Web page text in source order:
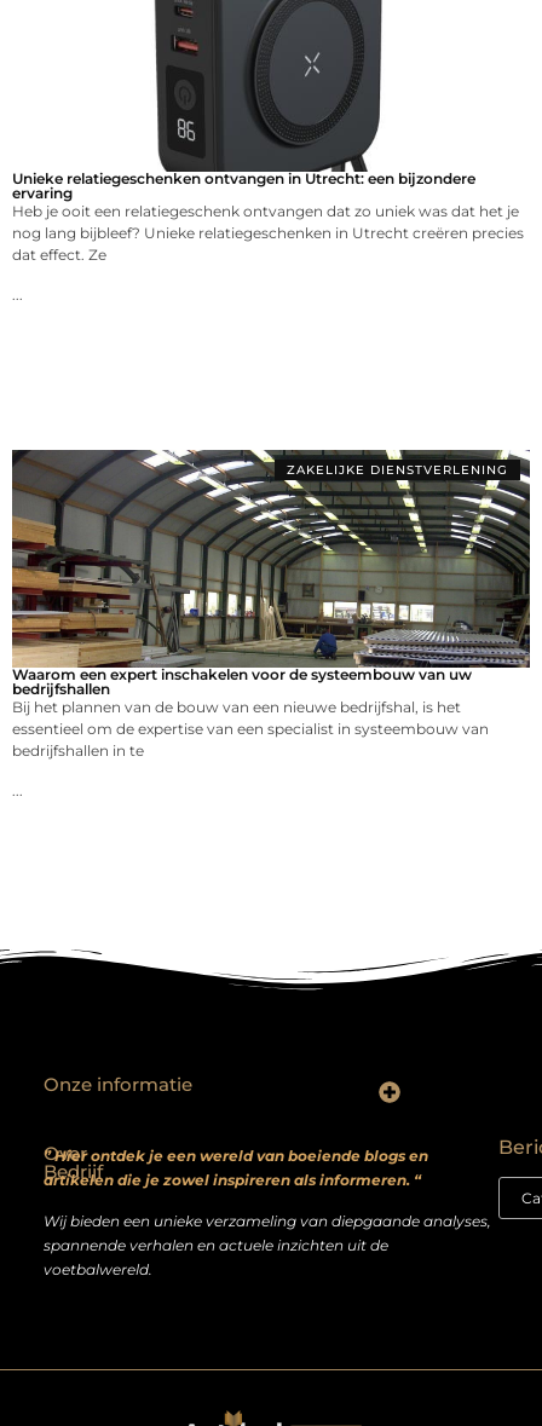
Unieke relatiegeschenken ontvangen in Utrecht: een bijzondere
ervaring
Heb je ooit een relatiegeschenk ontvangen dat zo uniek was dat het je
nog lang bijbleef? Unieke relatiegeschenken in Utrecht creëren precies
dat effect. Ze
ZAKELIJKE DIENSTVERLENING
Waarom een expert inschakelen voor de systeembouw van uw
bedrijfshallen
Bij het plannen van de bouw van een nieuwe bedrijfshal, is het
essentieel om de expertise van een specialist in systeembouw van
bedrijfshallen in te
Over
Bedrijf
” Hier ontdek je een wereld van boeiende blogs en
artikelen die je zowel inspireren als informeren. “
Wij bieden een unieke verzameling van diepgaande analyses,
spannende verhalen en actuele inzichten uit de
voetbalwereld.
Onze informatie